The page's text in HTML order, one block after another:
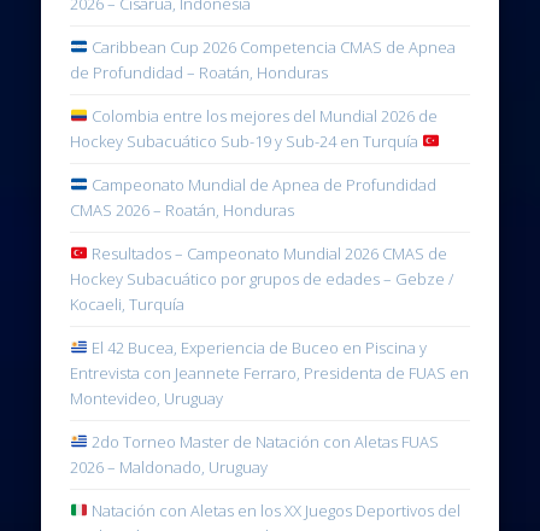
Caribbean Cup 2026 Competencia CMAS de Apnea
de Profundidad – Roatán, Honduras
Colombia entre los mejores del Mundial 2026 de
Hockey Subacuático Sub-19 y Sub-24 en Turquía
Campeonato Mundial de Apnea de Profundidad
CMAS 2026 – Roatán, Honduras
Resultados – Campeonato Mundial 2026 CMAS de
Hockey Subacuático por grupos de edades – Gebze /
Kocaeli, Turquía
El 42 Bucea, Experiencia de Buceo en Piscina y
Entrevista con Jeannete Ferraro, Presidenta de FUAS en
Montevideo, Uruguay
2do Torneo Master de Natación con Aletas FUAS
2026 – Maldonado, Uruguay
Natación con Aletas en los XX Juegos Deportivos del